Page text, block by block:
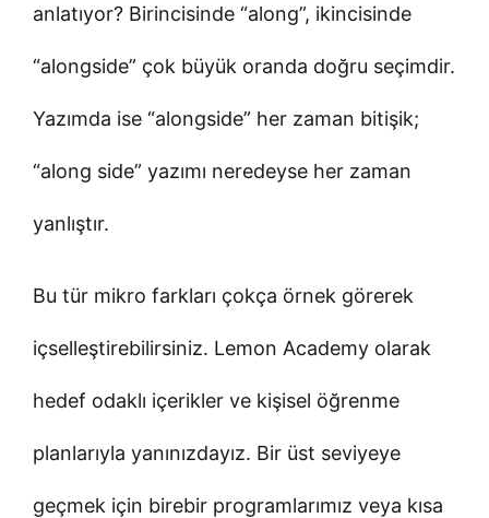
anlatıyor? Birincisinde “along”, ikincisinde
“alongside” çok büyük oranda doğru seçimdir.
Yazımda ise “alongside” her zaman bitişik;
“along side” yazımı neredeyse her zaman
yanlıştır.
Bu tür mikro farkları çokça örnek görerek
içselleştirebilirsiniz. Lemon Academy olarak
hedef odaklı içerikler ve kişisel öğrenme
planlarıyla yanınızdayız. Bir üst seviyeye
geçmek için birebir programlarımız veya kısa